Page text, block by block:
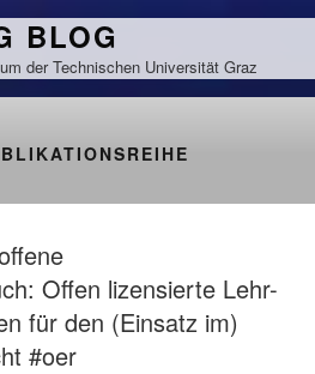
BLOG
der Technischen Universität Graz
Offen lizensierte Lehr-
für den (Einsatz im)
#oer